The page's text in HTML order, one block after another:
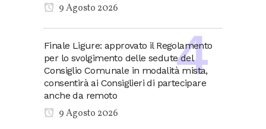
9 Agosto 2026
Finale Ligure: approvato il Regolamento
per lo svolgimento delle sedute del
Consiglio Comunale in modalità mista,
consentirà ai Consiglieri di partecipare
anche da remoto
9 Agosto 2026